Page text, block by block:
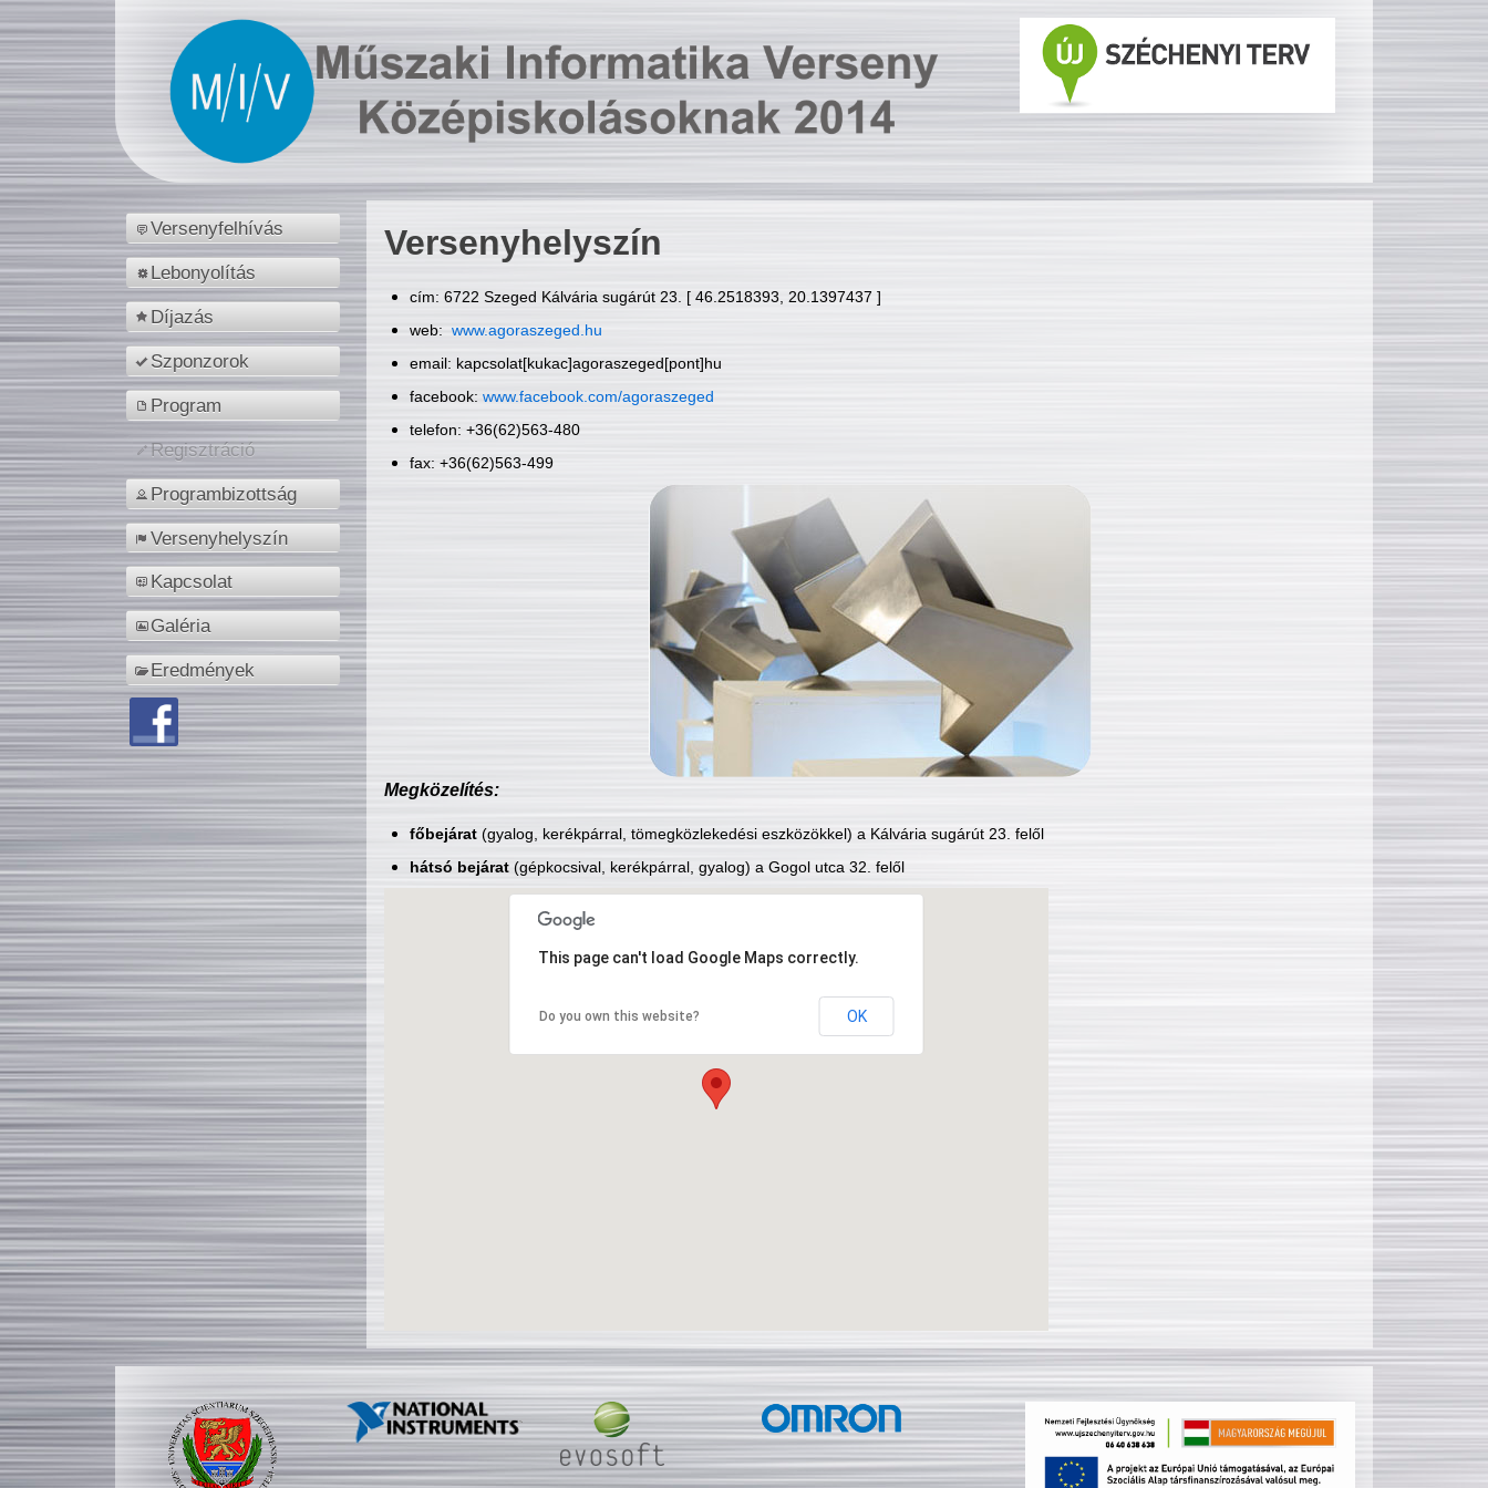
Versenyfelhívás
Lebonyolítás
Díjazás
Szponzorok
Program
Regisztráció
Programbizottság
Versenyhelyszín
Kapcsolat
Galéria
Eredmények
Versenyhelyszín
cím: 6722 Szeged Kálvária sugárút 23. [ 46.2518393, 20.1397437 ]
web: www.agoraszeged.hu
email: kapcsolat[kukac]agoraszeged[pont]hu
facebook: www.facebook.com/agoraszeged
telefon: +36(62)563-480
fax: +36(62)563-499
Megközelítés:
főbejárat(gyalog, kerékpárral, tömegközlekedési eszközökkel) a Kálvária sugárút 23. felől
hátsó bejárat(gépkocsival, kerékpárral, gyalog) a Gogol utca 32. felől
This page can't load Google Maps correctly.
Do you own this website? OK